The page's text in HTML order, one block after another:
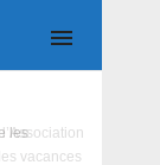
les